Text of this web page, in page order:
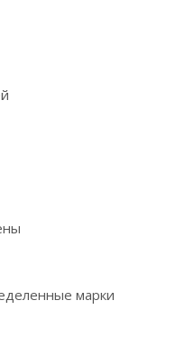
марки